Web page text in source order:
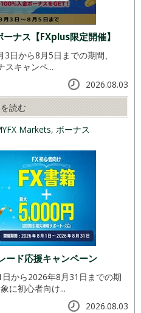
ナス【FXplus限定開催】
日から8月5日までの期間、
スキャンペ...
2026.08.03
読む
Markets, ボーナス
ド応援キャンペーン
から2026年8月31日までの期
に初心者向け...
2026.08.03